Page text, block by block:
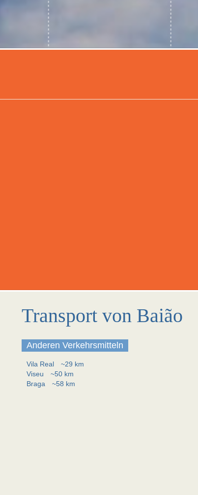
Transport von Baião
Anderen Verkehrsmitteln
Vila Real
~29 km
Viseu
~50 km
Braga
~58 km